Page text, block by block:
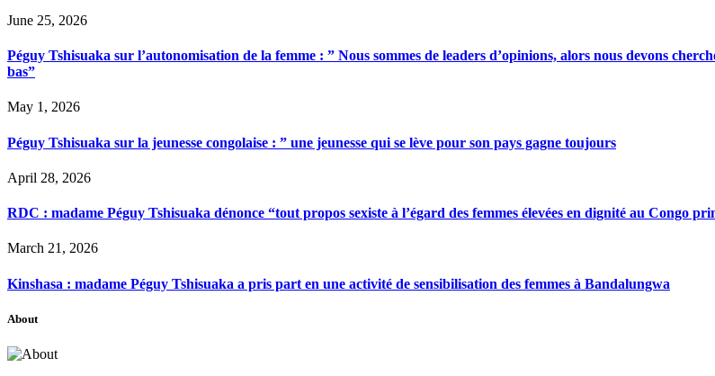
June 25, 2026
Péguy Tshisuaka sur l’autonomisation de la femme : ” Nous sommes de leaders d’opinions, alors nous devons
bas”
May 1, 2026
Péguy Tshisuaka sur la jeunesse congolaise : ” une jeunesse qui se lève pour son pays gagne toujours
April 28, 2026
RDC : madame Péguy Tshisuaka dénonce “tout propos sexiste à l’égard des femmes élevées en dignité au Congo
March 21, 2026
Kinshasa : madame Péguy Tshisuaka a pris part en une activité de sensibilisation des femmes à Bandalungwa
About